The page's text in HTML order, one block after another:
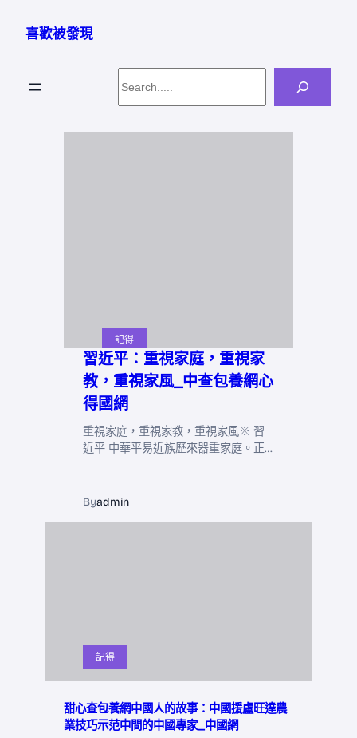
喜歡被發現
記得
習近平：重視家庭，重視家
教，重視家風_中查包養網心
得國網
重視家庭，重視家教，重視家風※ 習
近平 中華平易近族歷來器重家庭。正…
Byadmin
記得
甜心查包養網中國人的故事：中國援盧旺達農
業技巧示范中間的中國專家_中國網